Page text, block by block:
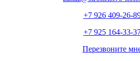
+7 926409-26-
+7 925164-33-
Перезвоните